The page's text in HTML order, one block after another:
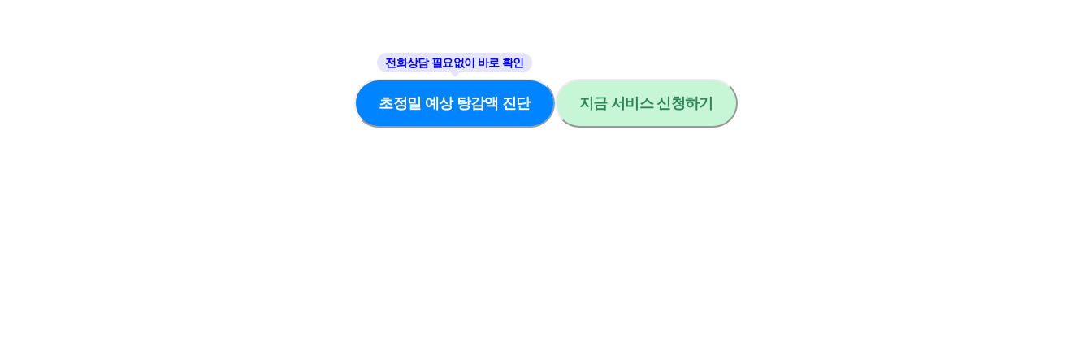
초정밀 예상 탕감액 진단 지금 서비스 신청하기